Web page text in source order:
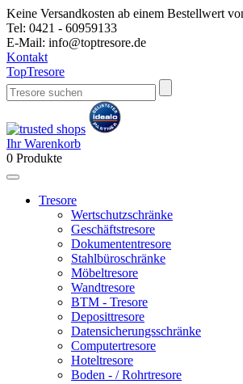
Keine Versandkosten ab einem Bestellwert
Tel: 0421 - 60959133
E-Mail: info@toptresore.de
Kontakt
TopTresore
Ihr Warenkorb
0 Produkte
Tresore
Wertschutzschränke
Geschäftstresore
Dokumententresore
Stahlbüroschränke
Möbeltresore
Wandtresore
BTM - Tresore
Deposittresore
Datensicherungsschränke
Computertresore
Hoteltresore
Boden - / Rohrtresore